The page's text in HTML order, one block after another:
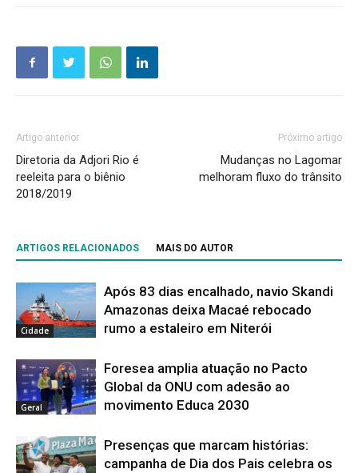
Artigo anterior
Diretoria da Adjori Rio é
reeleita para o biênio
2018/2019
Próximo artigo
Mudanças no Lagomar
melhoram fluxo do trânsito
ARTIGOS RELACIONADOS MAIS DO AUTOR
Cidade
Após 83 dias encalhado, navio Skandi
Amazonas deixa Macaé rebocado
rumo a estaleiro em Niterói
Geral
Foresea amplia atuação no Pacto
Global da ONU com adesão ao
movimento Educa 2030
Presenças que marcam histórias:
campanha de Dia dos Pais celebra os